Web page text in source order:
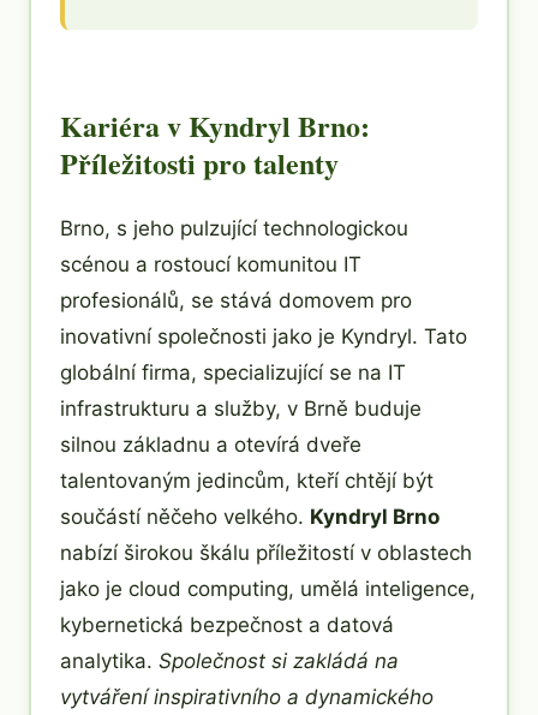
Kariéra v Kyndryl Brno:
Příležitosti pro talenty
Brno, s jeho pulzující technologickou
scénou a rostoucí komunitou IT
profesionálů, se stává domovem pro
inovativní společnosti jako je Kyndryl. Tato
globální firma, specializující se na IT
infrastrukturu a služby, v Brně buduje
silnou základnu a otevírá dveře
talentovaným jedincům, kteří chtějí být
součástí něčeho velkého. Kyndryl Brno
nabízí širokou škálu příležitostí v oblastech
jako je cloud computing, umělá inteligence,
kybernetická bezpečnost a datová
analytika. Společnost si zakládá na
vytváření inspirativního a dynamického